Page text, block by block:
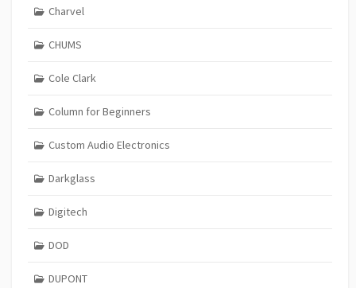
Charvel
CHUMS
Cole Clark
Column for Beginners
Custom Audio Electronics
Darkglass
Digitech
DOD
DUPONT